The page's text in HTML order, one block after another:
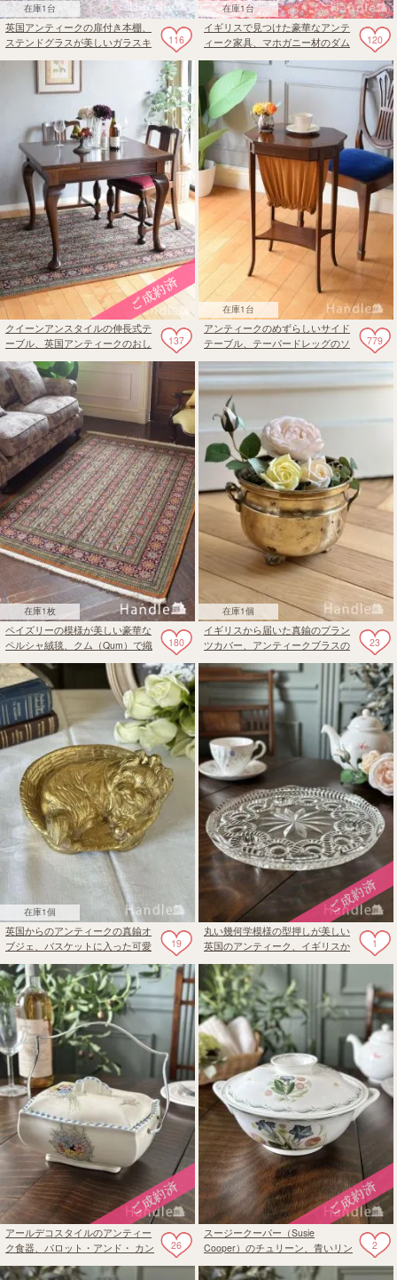
在庫1台
116
英国アンティークの扉付き本棚、
ステンドグラスが美しいガラスキ
在庫1台
120
イギリスで見つけた豪華なアンテ
ィーク家具、マホガニー材のダム
137
クイーンアンスタイルの伸長式テ
ーブル、英国アンティークのおし
ゃれなダイニングテーブル
在庫1台
779
アンティークのめずらしいサイド
テーブル、テーパードレッグのソ
ーイングテーブル
在庫1枚
180
ペイズリーの模様が美しい豪華な
ペルシャ絨毯、クム（Qum）で織
ラグ
在庫1個
23
イギリスから届いた真鍮のプラン
ツカバー、アンティークブラスの
在庫1個
19
英国からのアンティークの真鍮オ
ブジェ、バスケットに入った可愛
いブラスドック
1
丸い幾何学模様の型押しが美しい
英国のアンティーク、イギリスか
ら届いたプレスドグラスのおしゃ
れなケーキスタンド
26
アールデコスタイルのアンティー
ク食器、パロット・アンド・ カン
2
スージークーパー（Susie
Cooper）のチュリーン、青いリン